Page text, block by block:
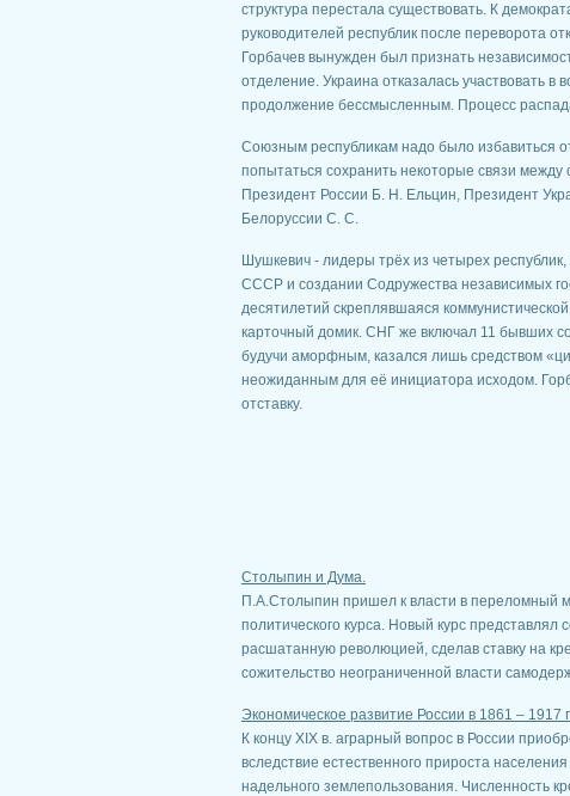
структура перестала существовать. К
руководителей республик после переворота
Горбачев вынужден был признать
отделение. Украина отказалась участвовать
продолжение бессмысленным. Процесс
Союзным республикам надо было избавиться
попытаться сохранить некоторые связи
Президент России Б. Н. Ельцин, Президент
Белоруссии С. С.
Шушкевич - лидеры трёх из четырех
СССР и создании Содружества независимых
десятилетий скреплявшаяся
карточный домик. СНГ же включал 11 бывших
будучи аморфным, казался лишь средством
неожиданным для её инициатора исходом.
отставку.
Столыпин и Дума.
П.А.Столыпин пришел к власти в переломный
политического курса. Новый курс
расшатанную революцией, сделав ставку на
сожительство неограниченной власти
Экономическое развитие России в 1861 – 1917
К концу XIX в. аграрный вопрос в России
вследствие естественного прироста
надельного землепользования. Численность